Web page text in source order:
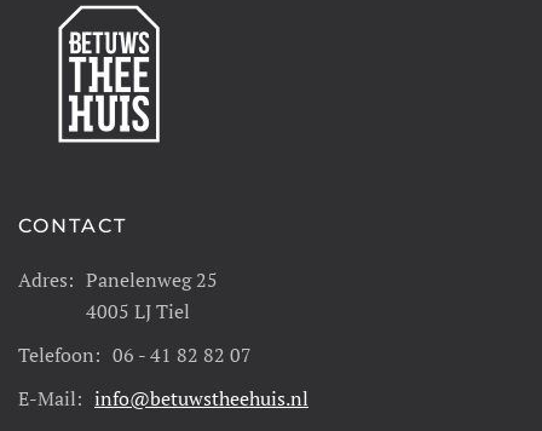
CONTACT
Adres: Panelenweg 25
4005 LJ Tiel
Telefoon: 06 - 41 82 82 07
E-Mail: info@betuwstheehuis.nl